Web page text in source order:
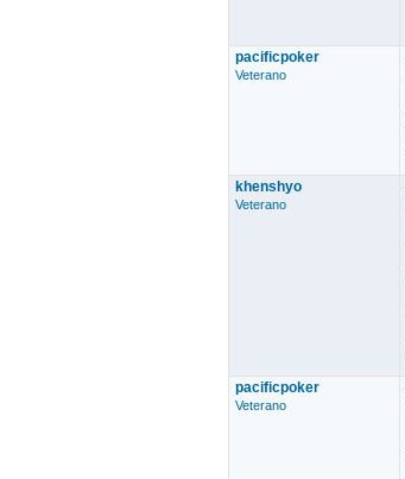
pacificpoker
Veterano
khenshyo
Veterano
pacificpoker
Veterano